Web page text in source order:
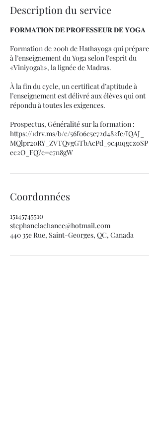
é
Description du service
𝐅𝐎𝐑𝐌𝐀𝐓𝐈𝐎𝐍 𝐃𝐄 𝐏𝐑𝐎𝐅𝐄𝐒𝐒𝐄𝐔𝐑 𝐃𝐄 𝐘𝐎𝐆𝐀
Formation de 200h de Haṭhayoga qui prépare
à l’enseignement du Yoga selon l’esprit du
«Viniyogaḥ», la lignée de Madras.
À la fin du cycle, un certificat d’aptitude à
l’enseignement est délivré aux élèves qui ont
répondu à toutes les exigences.
Prospectus, Généralité sur la formation :
https://1drv.ms/b/c/56f06c5e72d482fc/IQAJ_
MQlpr20RY_ZVTQvgGTbAcPd_9c4uqgczoSP
ec2O_FQ?e=e7n8gW
Coordonnées
15145745510
stephanelachance@hotmail.com
440 35e Rue, Saint-Georges, QC, Canada